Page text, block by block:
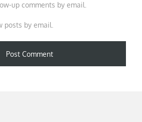
up comments by email.
posts by email.